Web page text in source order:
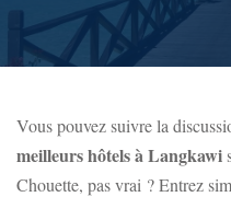
Vous pouvez suivre la
meilleurs hôtels à Langkawi
Chouette, pas vrai ? Entrez